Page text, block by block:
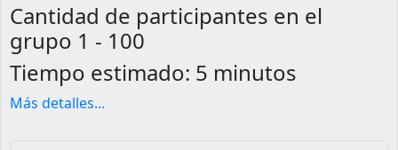
Cantidad de participantes en el
grupo 1 - 100
Tiempo estimado: 5 minutos
Más detalles...